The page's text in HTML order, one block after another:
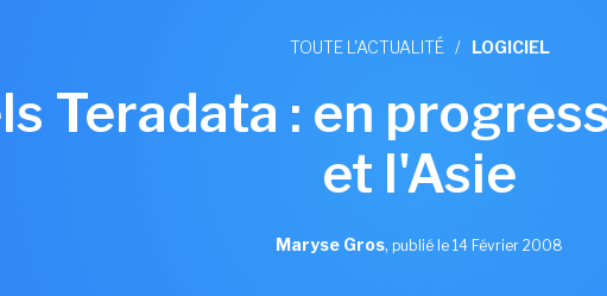
TOUTE L'ACTUALITÉ / LOGICIEL
Teradata : en
et l'Asie
Maryse Gros, publié le 14 Février 2008